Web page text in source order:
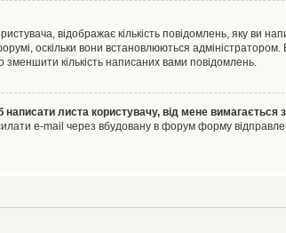
відображає кількість повідомлень, яку ви
оскільки вони встановлюються
кількість написаних вами повідомлень.
листа користувачу, від мене вимагається
e-mail через вбудовану в форум форму